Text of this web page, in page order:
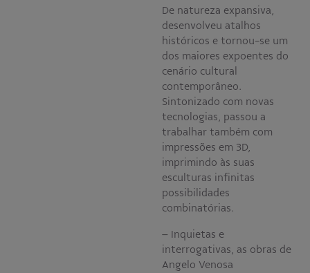
De natureza expansiva,
desenvolveu atalhos
históricos e tornou-se um
dos maiores expoentes do
cenário cultural
contemporâneo.
Sintonizado com novas
tecnologias, passou a
trabalhar também com
impressões em 3D,
imprimindo às suas
esculturas infinitas
possibilidades
combinatórias.
– Inquietas e
interrogativas, as obras de
Angelo Venosa